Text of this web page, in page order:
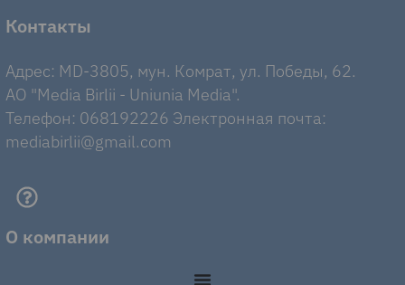
Контакты
Адрес: MD-3805, мун. Комрат, ул. Победы, 62.
AO "Media Birlii - Uniunia Media".
Телефон: 068192226 Электронная почта:
mediabirlii@gmail.com
О компании